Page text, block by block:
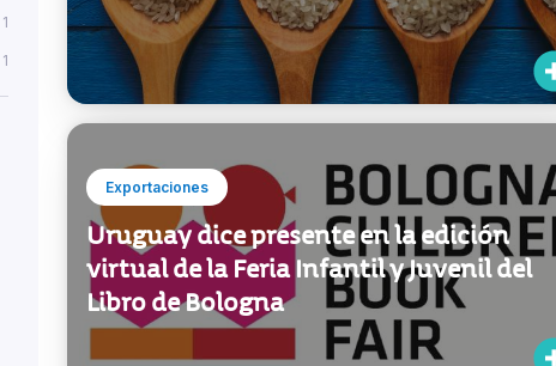
1
1
Exportaciones
Uruguay dice presente en la edición
virtual de la Feria Infantil y Juvenil del
Libro de Bologna